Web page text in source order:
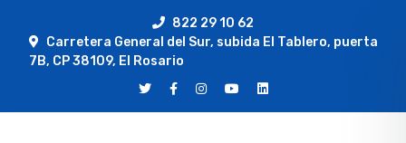
822 29 10 62
Carretera General del Sur, subida El Tablero, puerta
7B, CP 38109, El Rosario